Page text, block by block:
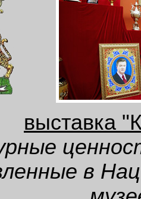
выставка
в